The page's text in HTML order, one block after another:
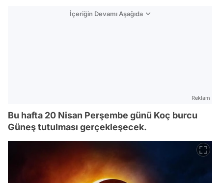
İçeriğin Devamı Aşağıda
Reklam
Bu hafta 20 Nisan Perşembe günü Koç burcu
Güneş tutulması gerçekleşecek.